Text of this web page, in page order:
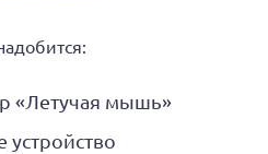
«Летучая мышь»